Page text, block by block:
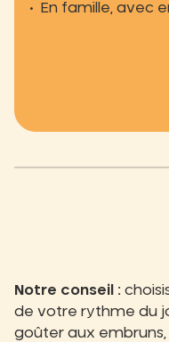
En famille, avec
Notre conseil :
de votre rythme du
goûter aux